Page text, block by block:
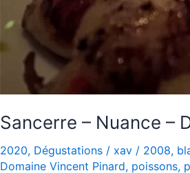
Sancerre – Nuance –
2020, Dégustations / xav / 2008,
Domaine Vincent Pinard, poissons,